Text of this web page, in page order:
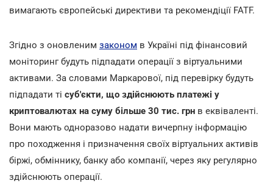
вимагають європейські директиви та рекомендіції FATF.
Згідно з оновленим законом в Україні під фінансовий
моніторинг будуть підпадати операції з віртуальними
активами. За словами Маркарової, під перевірку будуть
підпадати ті суб'єкти, що здійснюють платежі у
криптовалютах на суму більше 30 тис. грн в еквіваленті.
Вони мають одноразово надати вичерпну інформацію
про походження і призначення своїх віртуальних активів
біржі, обміннику, банку або компанії, через яку регулярно
здійснюють операції.